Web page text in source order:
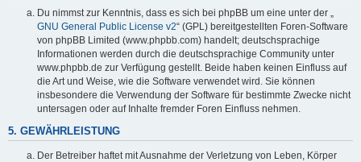
Du nimmst zur Kenntnis, dass es sich bei phpBB um eine unter der „
GNU General Public License v2“ (GPL) bereitgestellten Foren-Software
von phpBB Limited (www.phpbb.com) handelt; deutschsprachige
Informationen werden durch die deutschsprachige Community unter
www.phpbb.de zur Verfügung gestellt. Beide haben keinen Einfluss auf
die Art und Weise, wie die Software verwendet wird. Sie können
insbesondere die Verwendung der Software für bestimmte Zwecke nicht
untersagen oder auf Inhalte fremder Foren Einfluss nehmen.
5. GEWÄHRLEISTUNG
Der Betreiber haftet mit Ausnahme der Verletzung von Leben, Körper